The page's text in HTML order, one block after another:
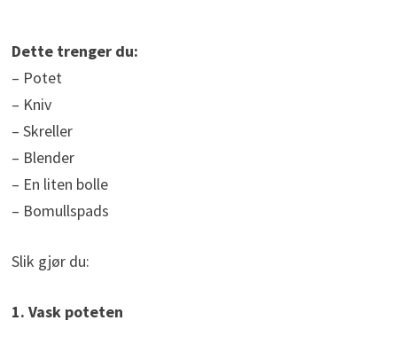
Dette trenger du:
– Potet
– Kniv
– Skreller
– Blender
– En liten bolle
– Bomullspads
Slik gjør du:
1. Vask poteten